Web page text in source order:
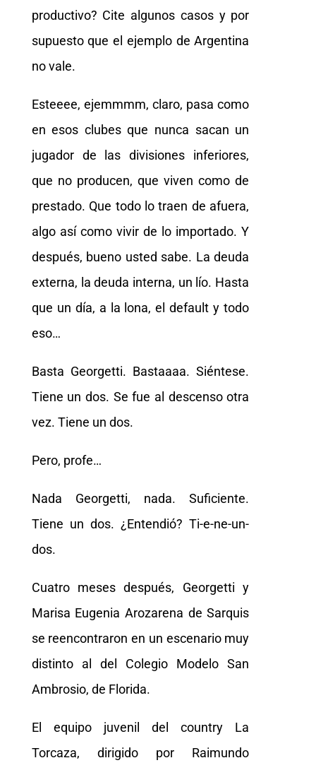
productivo? Cite algunos casos y por
supuesto que el ejemplo de Argentina
no vale.
Esteeee, ejemmmm, claro, pasa como
en esos clubes que nunca sacan un
jugador de las divisiones inferiores,
que no producen, que viven como de
prestado. Que todo lo traen de afuera,
algo así como vivir de lo importado. Y
después, bueno usted sabe. La deuda
externa, la deuda interna, un lío. Hasta
que un día, a la lona, el default y todo
eso…
Basta Georgetti. Bastaaaa. Siéntese.
Tiene un dos. Se fue al descenso otra
vez. Tiene un dos.
Pero, profe…
Nada Georgetti, nada. Suficiente.
Tiene un dos. ¿Entendió? Ti-e-ne-un-
dos.
Cuatro meses después, Georgetti y
Marisa Eugenia Arozarena de Sarquis
se reencontraron en un escenario muy
distinto al del Colegio Modelo San
Ambrosio, de Florida.
El equipo juvenil del country La
Torcaza, dirigido por Raimundo